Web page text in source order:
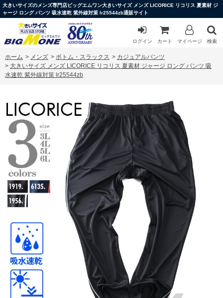
大きいサイズのメンズ専門店ビッグエムワン大きいサイズ メンズ LICORICE リコリス 夏素材 ジ
ャージ ロング パンツ 吸水速乾 紫外線対策 lr25544zb通販サイト
ログイン カート マイページ 検索
ホーム > メンズ > ボトム・スラックス > カジュアルパンツ
> 大きいサイズ メンズ LICORICE リコリス 夏素材 ジャージ ロング パンツ 吸
水速乾 紫外線対策 lr25544zb